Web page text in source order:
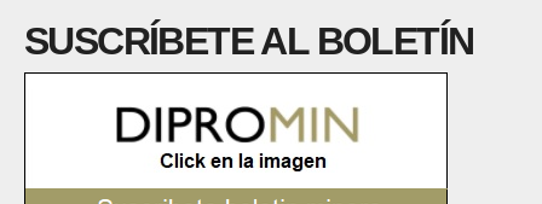
SUSCRÍBETE AL BOLETÍN